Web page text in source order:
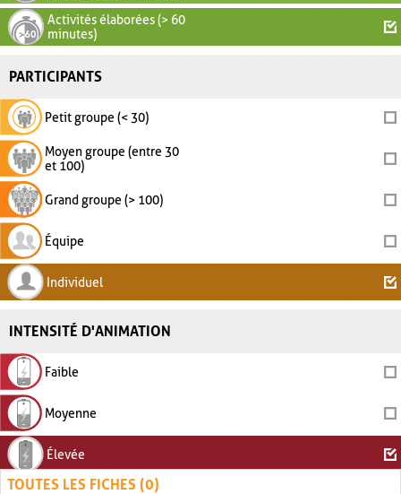
Activités élaborées (> 60
minutes)
PARTICIPANTS
Petit groupe (< 30)
Moyen groupe (entre 30
et 100)
Grand groupe (> 100)
Équipe
Individuel
INTENSITÉ D'ANIMATION
Faible
Moyenne
Élevée
TOUTES LES FICHES (0)